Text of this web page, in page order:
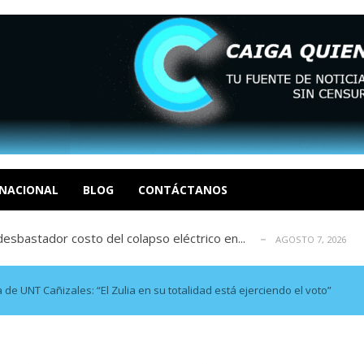
BLOG CONTÁCTANOS
apagones y promesas incumplidas... AGOSTO 6, 2026
de derechos humanos en el Minister... AGOSTO 6, 2026
un mercado impulsado por el auge de...
costo del colapso eléctrico en...
Por Dayana Cristina Duzoglou L. AGOSTO 6, 2026
apagones y promesas incumplidas... AGOSTO 6, 2026
de derechos humanos en el Minister... AGOSTO 6, 2026
un mercado impulsado por el auge de... AGOSTO 6, 2026
UNT Cañizales: “El Zulia en su totalidad está ejerciendo el voto”